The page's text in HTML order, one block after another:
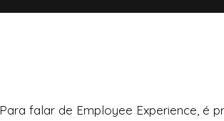
Para falar de Employee Experience, é